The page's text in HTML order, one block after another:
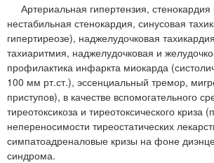
Артериальная гипертензия,
нестабильная стенокардия, синусовая
гипертиреозе), наджелудочковая
тахиаритмия, наджелудочковая и
профилактика инфаркта миокарда
100 мм рт.ст.), эссенциальный тремор,
приступов), в качестве вспомогательного
тиреотоксикоза и тиреотоксического криза
непереносимости тиреостатических
симпатоадреналовые кризы на фоне
синдрома.